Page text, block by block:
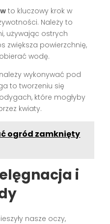
to kluczowy krok w
Należy to
używając ostrych
zwiększa powierzchnię,
wodę.
wykonywać pod
to tworzeniu się
które mogłyby
kwiaty.
ogród zamknięty
i
nasze oczy,